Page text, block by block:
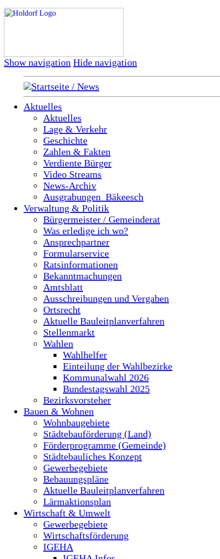
Show navigation Hide navigation
Startseite / News
Aktuelles
Aktuelles
Lage & Verkehr
Geschichte
Zahlen & Fakten
Verdiente Bürger
Video Streams
News-Archiv
Ausgrabungen_Bäkeesch
Verwaltung & Politik
Bürgermeister / Gemeinderat
Was erledige ich wo?
Ansprechpartner
Formularservice
Ratsinformationen
Bekanntmachungen
Amtsblatt
Ausschreibungen und Vergaben
Ortsrecht
Aktuelle Bauleitplanverfahren
Stellenmarkt
Wahlen
Wahlhelfer
Einteilung der Wahlbezirke
Kommunalwahl 2026
Bundestagswahl 2025
Bezirksvorsteher
Bauen & Wohnen
Wohnbaugebiete
Städtebauförderung (Land)
Förderprogramme (Gemeinde)
Städtebauliches Konzept
Gewerbegebiete
Bebauungspläne
Aktuelle Bauleitplanverfahren
Lärmaktionsplan
Wirtschaft & Umwelt
Gewerbegebiete
Wirtschaftsförderung
IGEHA